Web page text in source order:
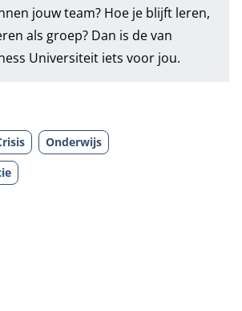
jouw team? Hoe je blijft leren,
als groep? Dan is de van
Universiteit iets voor jou.
Onderwijs